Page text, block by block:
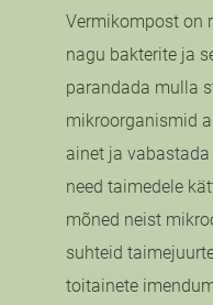
Vermikompost on
nagu bakterite ja
parandada mulla
mikroorganismid
ainet ja
need taimedele
mõned neist
suhteid
toitainete